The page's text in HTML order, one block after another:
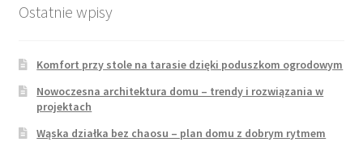
Ostatnie wpisy
Komfort przy stole na tarasie dzięki poduszkom ogrodowym
Nowoczesna architektura domu – trendy i rozwiązania w
projektach
Wąska działka bez chaosu – plan domu z dobrym rytmem